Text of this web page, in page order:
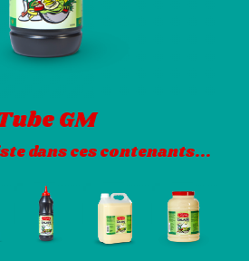
GM
dans ces contenants...